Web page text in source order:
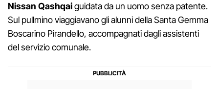
Nissan Qashqaiguidata da un uomo senza patente.
Sul pullmino viaggiavano gli alunni della Santa Gemma
Boscarino Pirandello, accompagnati dagli assistenti
del servizio comunale.